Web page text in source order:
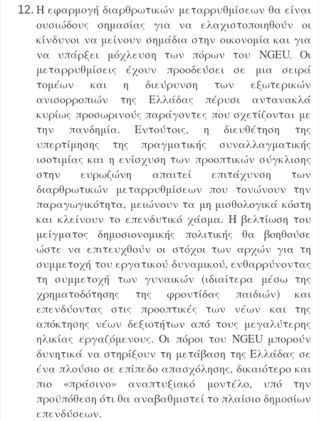
Η εφαρμογή διαρθρωτικών μεταρρυθμίσεων θα είναι
ουσιώδους σημασίας για να ελαχιστοποιηθούν οι
κίνδυνοι να μείνουν σημάδια στην οικονομία και για
να υπάρξει μόχλευση των πόρων του NGEU. Οι
μεταρρυθμίσεις έχουν προοδεύσει σε μια σειρά
τομέων και η διεύρυνση των εξωτερικών
ανισορροπιών της Ελλάδας πέρυσι αντανακλά
κυρίως προσωρινούς παράγοντες που σχετίζονται με
την πανδημία. Εντούτοις, η διευθέτηση της
υπερτίμησης της πραγματικής συναλλαγματικής
ισοτιμίας και η ενίσχυση των προοπτικών σύγκλισης
στην ευρωζώνη απαιτεί επιτάχυνση των
διαρθρωτικών μεταρρυθμίσεων που τονώνουν την
παραγωγικότητα, μειώνουν τα μη μισθολογικά κόστη
και κλείνουν το επενδυτικό χάσμα. Η βελτίωση του
μείγματος δημοσιονομικής πολιτικής θα βοηθούσε
ώστε να επιτευχθούν οι στόχοι των αρχών για τη
συμμετοχή του εργατικού δυναμικού, ενθαρρύνοντας
τη συμμετοχή των γυναικών (ιδιαίτερα μέσω της
χρηματοδότησης της φροντίδας παιδιών) και
επενδύοντας στις προοπτικές των νέων και της
απόκτησης νέων δεξιοτήτων από τους μεγαλύτερης
ηλικίας εργαζόμενους. Οι πόροι του NGEU μπορούν
δυνητικά να στηρίξουν τη μετάβαση της Ελλάδας σε
ένα πλούσιο σε επίπεδο απασχόλησης, δικαιότερο και
πιο «πράσινο» αναπτυξιακό μοντέλο, υπό την
προϋπόθεση ότι θα αναβαθμιστεί το πλαίσιο δημοσίων
επενδύσεων.